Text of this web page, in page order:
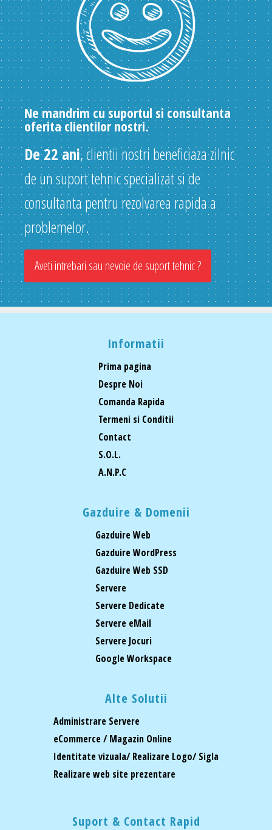
Ne mandrim cu suportul si consultanta
oferita clientilor nostri.
De 22 ani, clientii nostri beneficiaza zilnic
de un suport tehnic specializat si de
consultanta pentru rezolvarea rapida a
problemelor.
Aveti intrebari sau nevoie de suport tehnic ?
Informatii
Prima pagina
Despre Noi
Comanda Rapida
Termeni si Conditii
Contact
S.O.L.
A.N.P.C
Gazduire & Domenii
Gazduire Web
Gazduire WordPress
Gazduire Web SSD
Servere
Servere Dedicate
Servere eMail
Servere Jocuri
Google Workspace
Alte Solutii
Administrare Servere
eCommerce / Magazin Online
Identitate vizuala/ Realizare Logo/ Sigla
Realizare web site prezentare
Suport & Contact Rapid